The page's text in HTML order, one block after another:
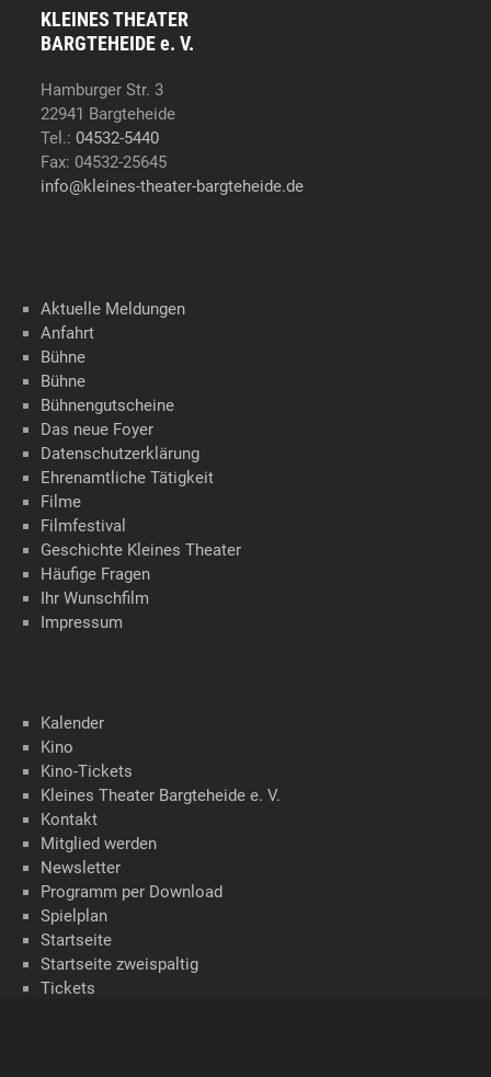
KLEINES THEATER
BARGTEHEIDE e. V.
Hamburger Str. 3
22941 Bargteheide
Tel.:04532-5440
Fax: 04532-25645
info@kleines-theater-bargteheide.de
Aktuelle Meldungen
Anfahrt
Bühne
Bühne
Bühnengutscheine
Das neue Foyer
Datenschutzerklärung
Ehrenamtliche Tätigkeit
Filme
Filmfestival
Geschichte Kleines Theater
Häufige Fragen
Ihr Wunschfilm
Impressum
Kalender
Kino
Kino-Tickets
Kleines Theater Bargteheide e. V.
Kontakt
Mitglied werden
Newsletter
Programm per Download
Spielplan
Startseite
Startseite zweispaltig
Tickets